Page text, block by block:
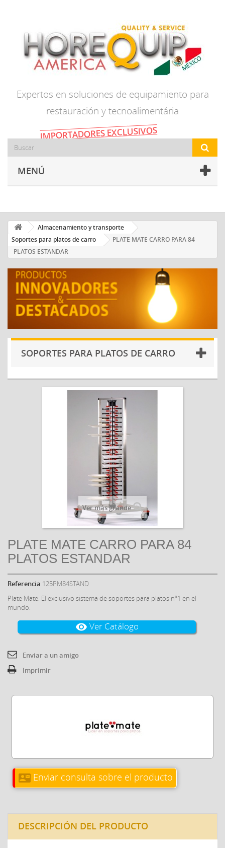
Expertos en soluciones de equipamiento para
restauración y tecnoalimentária
IMPORTADORES EXCLUSIVOS
MENÚ
Almacenamiento y transporte
Soportes para platos de carro
PLATE MATE CARRO PARA 84
PLATOS ESTANDAR
SOPORTES PARA PLATOS DE CARRO
Ver más grande
PLATE MATE CARRO PARA 84
PLATOS ESTANDAR
Referencia 125PM84STAND
Plate Mate. El exclusivo sistema de soportes para platos nº1 en el
mundo.
visibility Ver Catálogo
Enviar a un amigo
Imprimir
contact_mail Enviar consulta sobre el producto
DESCRIPCIÓN DEL PRODUCTO